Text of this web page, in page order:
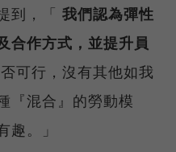
到，「 我們認為彈性
合作方式，並提升員
可行，沒有其他如我
『混合』的勞動模
。」